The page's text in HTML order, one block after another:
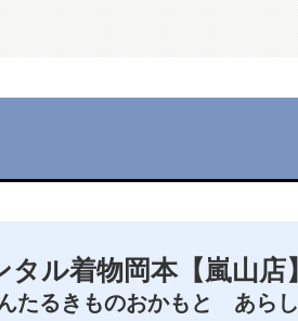
ル着物岡本【嵐山店】
たるきものおかもと あら